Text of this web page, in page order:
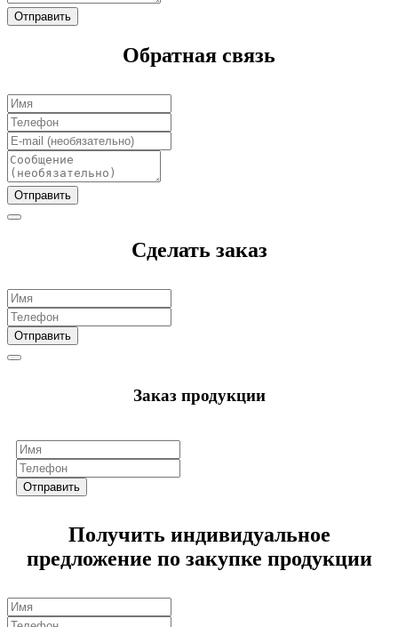
Отправить
Обратная связь
Отправить
Сделать заказ
Отправить
Заказ продукции
Отправить
Получить индивидуальное
предложение по закупке продукции